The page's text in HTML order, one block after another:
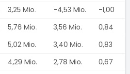
3,25 Mio. -4,53 Mio. -1,00
5,76 Mio. 3,56 Mio. 0,84
5,02 Mio. 3,40 Mio. 0,83
4,29 Mio. 2,78 Mio. 0,67